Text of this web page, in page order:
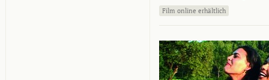
Film online erhältlich